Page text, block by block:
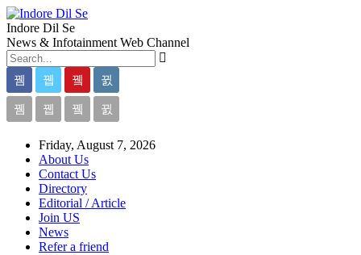
Indore Dil Se
News & Infotainment Web Channel
Friday, August 7, 2026
About Us
Contact Us
Directory
Editorial / Article
Join US
News
Refer a friend